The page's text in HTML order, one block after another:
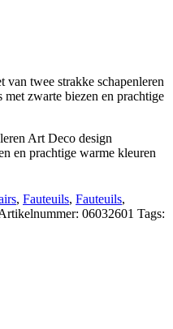
twee strakke schapenleren
zwarte biezen en prachtige
Art Deco design
en prachtige warme kleuren
, Fauteuils, Fauteuils,
06032601 Tags: